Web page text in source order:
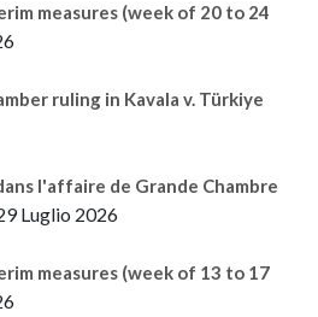
measures (week of 20 to 24
ruling in Kavala v. Türkiye
l'affaire de Grande Chambre
Luglio 2026
measures (week of 13 to 17